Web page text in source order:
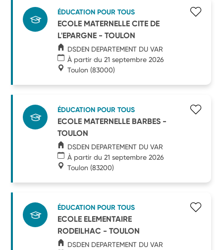
ÉDUCATION POUR TOUS
ECOLE MATERNELLE CITE DE
L'EPARGNE - TOULON
DSDEN DEPARTEMENT DU VAR
À partir du 21 septembre 2026
Toulon (83000)
ÉDUCATION POUR TOUS
ECOLE MATERNELLE BARBES -
TOULON
DSDEN DEPARTEMENT DU VAR
À partir du 21 septembre 2026
Toulon (83200)
ÉDUCATION POUR TOUS
ECOLE ELEMENTAIRE
RODEILHAC - TOULON
DSDEN DEPARTEMENT DU VAR